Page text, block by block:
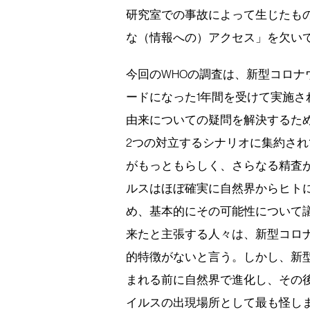
研究室での事故によって生じたも
な（情報への）アクセス」を欠い
今回のWHOの調査は、新型コロ
ードになった1年間を受けて実施
由来についての疑問を解決するた
2つの対立するシナリオに集約さ
がもっともらしく、さらなる精査
ルスはほぼ確実に自然界からヒト
め、基本的にその可能性について
来たと主張する人々は、新型コロ
的特徴がないと言う。しかし、新
まれる前に自然界で進化し、その
イルスの出現場所として最も怪し